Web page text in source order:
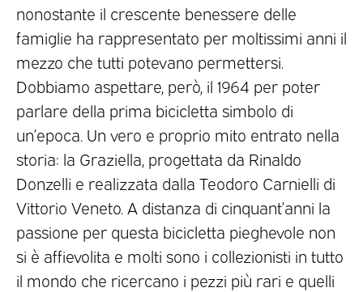
nonostante il crescente benessere delle
famiglie ha rappresentato per moltissimi anni il
mezzo che tutti potevano permettersi.
Dobbiamo aspettare, però, il 1964 per poter
parlare della prima bicicletta simbolo di
un’epoca. Un vero e proprio mito entrato nella
storia: la Graziella, progettata da Rinaldo
Donzelli e realizzata dalla Teodoro Carnielli di
Vittorio Veneto. A distanza di cinquant’anni la
passione per questa bicicletta pieghevole non
si è affievolita e molti sono i collezionisti in tutto
il mondo che ricercano i pezzi più rari e quelli